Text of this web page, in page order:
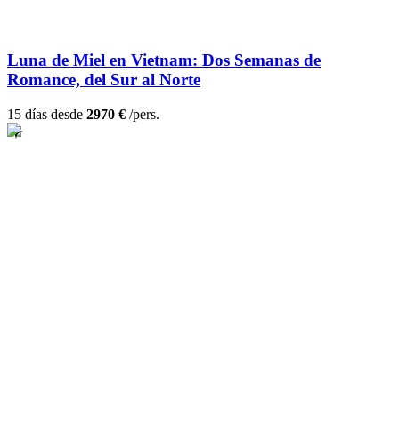
Luna de Miel en Vietnam: Dos Semanas de
Romance, del Sur al Norte
15 días desde 2970 € /pers.